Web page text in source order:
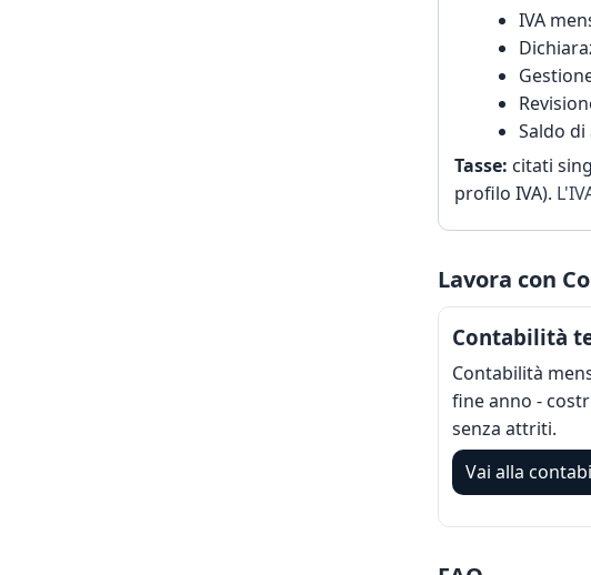
IVA
Saldo
Tasse: citati
profilo IVA).
Lavora con
Contabilità
Contabilità
fine anno -
senza attriti.
Vai alla